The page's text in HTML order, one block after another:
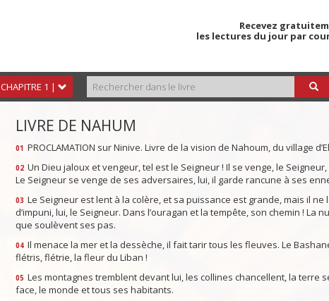
Recevez
les lectures du jour par
CHAPITRE 1 |
LIVRE DE NAHUM
01 PROCLAMATION sur Ninive. Livre de la vision de Nahoum, du village
02 Un Dieu jaloux et vengeur, tel est le Seigneur ! Il se venge, le
Le Seigneur se venge de ses adversaires, lui, il garde rancune à ses
03 Le Seigneur est lent à la colère, et sa puissance est grande, mais il
d’impuni, lui, le Seigneur. Dans l’ouragan et la tempête, son chemin ! La
que soulèvent ses pas.
04 Il menace la mer et la dessèche, il fait tarir tous les fleuves. Le
flétris, flétrie, la fleur du Liban !
05 Les montagnes tremblent devant lui, les collines chancellent, la terre
face, le monde et tous ses habitants.